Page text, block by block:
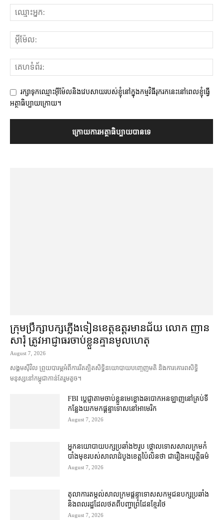
រក្សាទុកឈ្មោះអ៊ីម៉ែលនិងវេបសាយរបស់ខ្ញុំនៅក្នុងកម្មវិធីរុករកនេះនៅពេលខ្ញុំធ្វើ
អត្ថាធិប្បាយក្រោយ។
ក្រុមប្រឹក្សា​បក្ស​ភ្លើងទៀន​ខេត្ត​ឧត្ដរមានជ័យ លោក ញាន
សារុំ ត្រូវ​អាជ្ញាធរ​ចាប់ខ្លួន​គ្មាន​មូលហេតុ
August 7, 2026
សង្គម​ស៊ីវិល ព្រួយបារម្ភ​អំពី​ការ​រឹតត្បិត​សិទ្ធិ​នយោបាយ​បញ្ចេញមតិ និង​ការគោរព​សិទ្ធិ
មនុស្ស​នៅ​កម្ពុជា​កាន់តែ​រួម​តូច។
FBI ប្ដេជ្ញា​តាម​ចាប់ខ្លួន​មេខ្លោង​ឆបោក​អនឡាញ​នៅ​គ្រប់​ទី
កន្លែង​យក​មក​ផ្ដន្ទាទោស​នៅ​អាមេរិក
August 7, 2026
អ្នកនយោបាយ​បក្ស​ប្រឆាំង​២​រូប ថ្កោលទោស​សាលក្រម​កំ
បាំងមុខ​របស់​សាលាដំបូង​ខេត្ត​ប៉ៃលិន​ថា ជា​រឿង​អយុត្តិធម៌
August 7, 2026
តុលាការ​តម្កល់​សាលក្រម​ផ្ដន្ទាទោស​សកម្មជន​បក្ស​ប្រឆាំង​
និង​ពលរដ្ឋ​ដែល​ថត​ពី​បញ្ហា​ព្រំដែន​ខ្មែរ​ថៃ
August 7, 2026